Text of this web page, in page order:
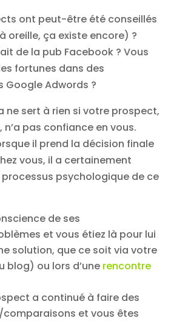
ont peut-être été conseillés
oreille, ça existe encore) ?
de la pub Facebook ? Vous
fortunes dans des
Google Adwords ?
ne sert à rien si votre prospect,
n’a pas confiance en vous.
il prend la décision finale
vous, il a certainement
psychologique de ce
de ses
et vous étiez là pour lui
solution, que ce soit via votre
blog) ou lors d’une rencontre
a continué à faire des
et vous êtes